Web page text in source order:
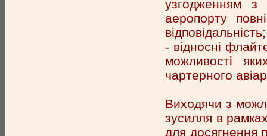
узгодженням з
аеропорту
відповідальність;
- відносні
можливості
чартерного
Виходячи з
зусилля в
для досягнення